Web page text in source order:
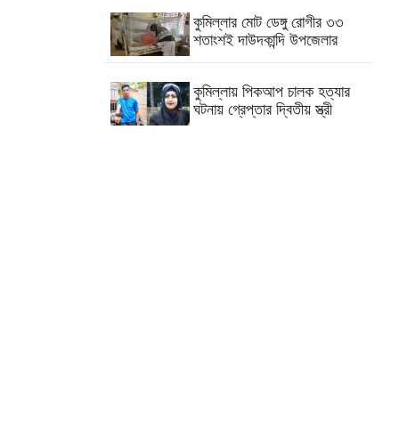
কুমিল্লার মোট ডেঙ্গু রোগীর ৩৩
শতাংশই দাউদকান্দি উপজেলার
কুমিল্লায় পিকআপ চালক হত্যার
ঘটনায় গ্রেপ্তার দ্বিতীয় স্ত্রী